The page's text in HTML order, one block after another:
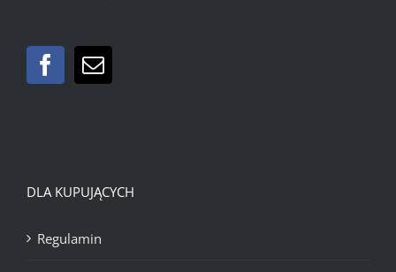
DLA KUPUJĄCYCH
Regulamin